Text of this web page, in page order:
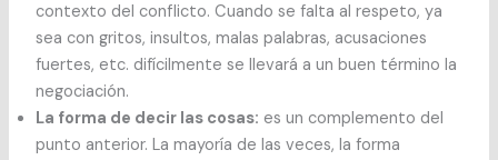
contexto del conflicto. Cuando se falta al respeto, ya
sea con gritos, insultos, malas palabras, acusaciones
fuertes, etc. difícilmente se llevará a un buen término la
negociación.
La forma de decir las cosas: es un complemento del
punto anterior. La mayoría de las veces, la forma